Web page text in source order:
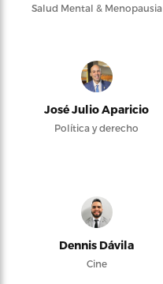
Salud Mental & Menopausia
José Julio Aparicio
Política y derecho
Dennis Dávila
Cine